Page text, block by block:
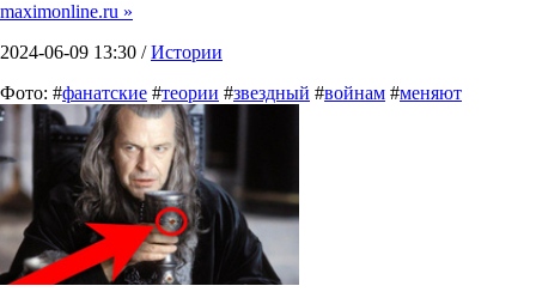
maximonline.ru »
2024-06-09 13:30 /Истории
Фото: #фанатские #теории #звездный #войнам #меняют